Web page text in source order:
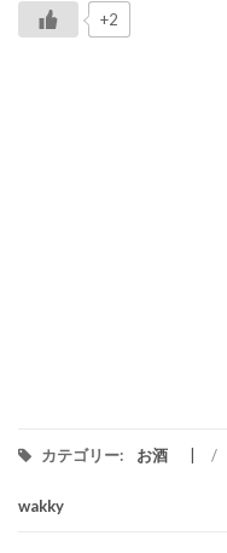
+2
カテゴリー: お酒 /
wakky